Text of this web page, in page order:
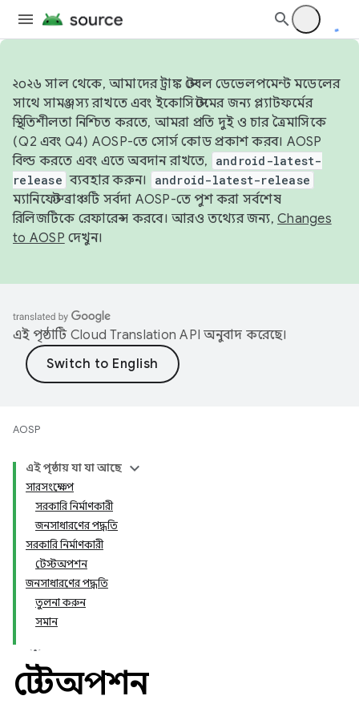
২০২৬ সাল থেকে, আমাদের ট্রাঙ্ক স্টেবল ডেভেলপমেন্ট মডেলের
সাথে সামঞ্জস্য রাখতে এবং ইকোসিস্টেমের জন্য প্ল্যাটফর্মের
স্থিতিশীলতা নিশ্চিত করতে, আমরা প্রতি দুই ও চার ত্রৈমাসিকে
(Q2 এবং Q4) AOSP-তে সোর্স কোড প্রকাশ করব। AOSP
বিল্ড করতে এবং এতে অবদান রাখতে,
android-latest-
release ব্যবহার করুন। android-latest-release
ম্যানিফেস্ট ব্রাঞ্চটি সর্বদা AOSP-তে পুশ করা সর্বশেষ
রিলিজটিকে রেফারেন্স করবে। আরও তথ্যের জন্য, Changes
to AOSP দেখুন।
এই পৃষ্ঠাটি Cloud Translation API অনুবাদ করেছে।
AOSP
এই পৃষ্ঠায় যা যা আছে
সারসংক্ষেপ
সরকারি নির্মাণকারী
জনসাধারণের পদ্ধতি
সরকারি নির্মাণকারী
টেস্টঅপশন
জনসাধারণের পদ্ধতি
তুলনা করুন
সমান
টেস্টঅপশন